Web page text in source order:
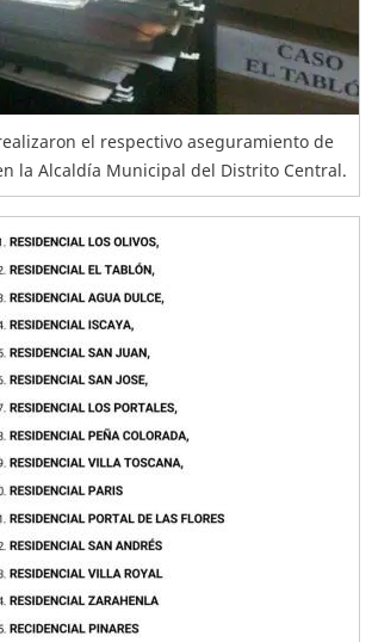
el respectivo aseguramiento de
la Alcaldía Municipal del Distrito Central.